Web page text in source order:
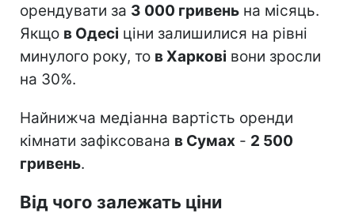
орендувати за 3 000 гривень на місяць.
Якщо в Одесі ціни залишилися на рівні
минулого року, то в Харкові вони зросли
на 30%.
Найнижча медіанна вартість оренди
кімнати зафіксована в Сумах - 2 500
гривень.
Від чого залежать ціни